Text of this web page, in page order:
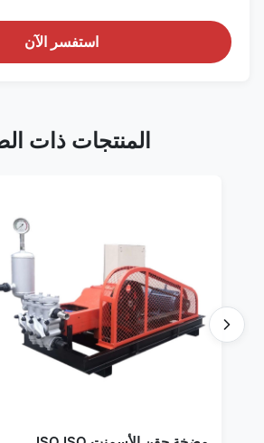
استفسر الآن
المنتجات ذات الصلة